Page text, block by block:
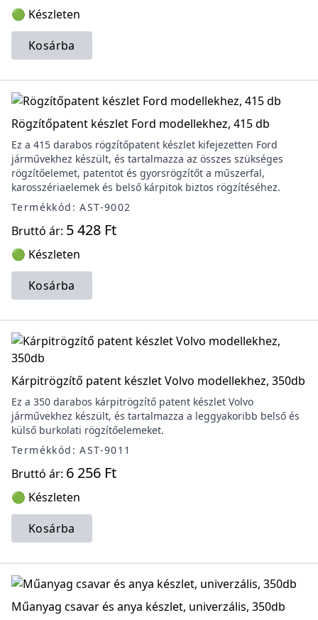
🟢 Készleten
Kosárba
Rögzítőpatent készlet Ford modellekhez, 415 db
Ez a 415 darabos rögzítőpatent készlet kifejezetten Ford
járművekhez készült, és tartalmazza az összes szükséges
rögzítőelemet, patentot és gyorsrögzítőt a műszerfal,
karosszériaelemek és belső kárpitok biztos rögzítéséhez.
Termékkód: AST-9002
Bruttó ár: 5 428 Ft
🟢 Készleten
Kosárba
Kárpitrögzítő patent készlet Volvo modellekhez, 350db
Ez a 350 darabos kárpitrögzítő patent készlet Volvo
járművekhez készült, és tartalmazza a leggyakoribb belső és
külső burkolati rögzítőelemeket.
Termékkód: AST-9011
Bruttó ár: 6 256 Ft
🟢 Készleten
Kosárba
Műanyag csavar és anya készlet, univerzális, 350db